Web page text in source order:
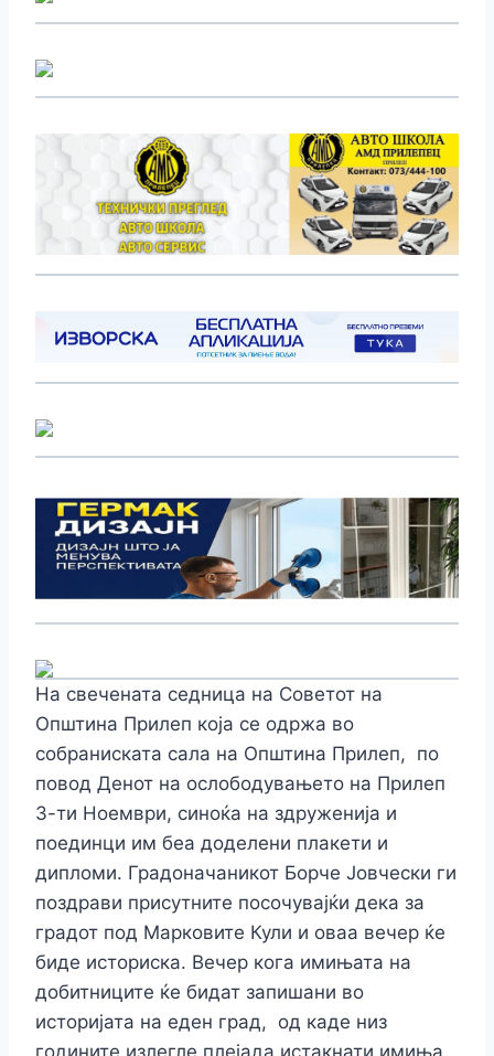
На свечената седница на Советот на
Општина Прилеп која се одржа во
собраниската сала на Општина Прилеп, по
повод Денот на ослободувањето на Прилеп
3-ти Ноември, синоќа на здруженија и
поединци им беа доделени плакети и
дипломи. Градоначаникот Борче Јовчески ги
поздрави присутните посочувајќи дека за
градот под Марковите Кули и оваа вечер ќе
биде историска. Вечер кога имињата на
добитниците ќе бидат запишани во
историјата на еден град, од каде низ